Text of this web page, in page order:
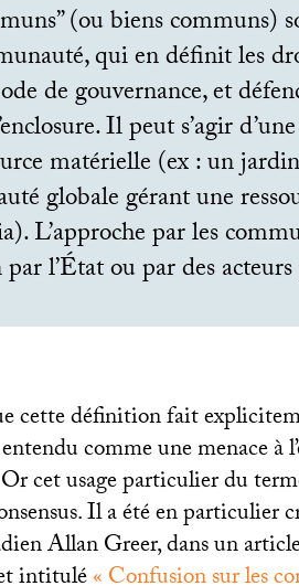
(ou biens communs)
qui en définit les
de gouvernance, et
Il peut s’agir
matérielle (ex : un
globale gérant une
L’approche par les
l’État ou par des
cette définition fait
comme une menace à
cet usage particulier du
Il a été en
Allan Greer, dans un